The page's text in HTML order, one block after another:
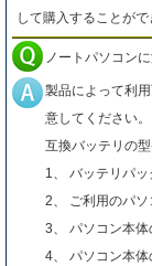
して購入することがで
ノートパソコン
製品によって利
意してください。
互換バッテリの
1、 バッテリパッ
2、 ご利用のパソ
3、 パソコン本
4、 パソコン本体